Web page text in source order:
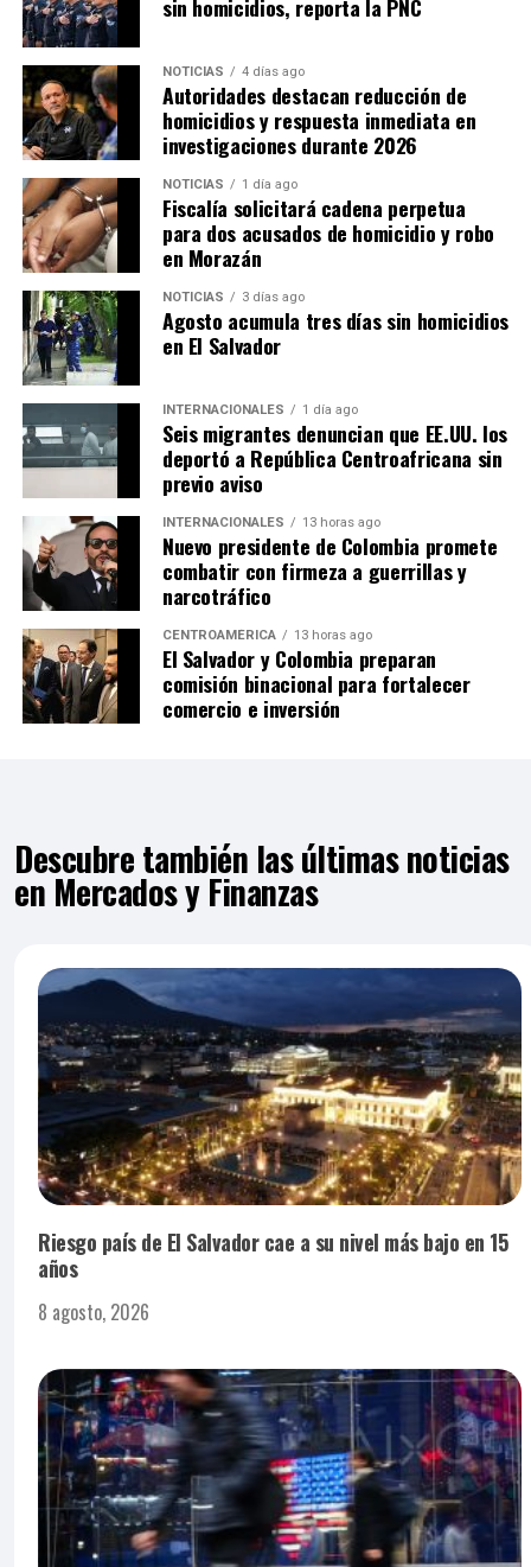
sin homicidios, reporta la PNC
NOTICIAS 4 días ago
Autoridades destacan reducción de
homicidios y respuesta inmediata en
investigaciones durante 2026
NOTICIAS 1 día ago
Fiscalía solicitará cadena perpetua
para dos acusados de homicidio y robo
en Morazán
NOTICIAS 3 días ago
Agosto acumula tres días sin homicidios
en El Salvador
INTERNACIONALES 1 día ago
Seis migrantes denuncian que EE.UU. los
deportó a República Centroafricana sin
previo aviso
INTERNACIONALES 13 horas ago
Nuevo presidente de Colombia promete
combatir con firmeza a guerrillas y
narcotráfico
CENTROAMÉRICA 13 horas ago
El Salvador y Colombia preparan
comisión binacional para fortalecer
comercio e inversión
Descubre también las últimas noticias
en Mercados y Finanzas
Riesgo país de El Salvador cae a su nivel más bajo en 15
años
8 agosto, 2026